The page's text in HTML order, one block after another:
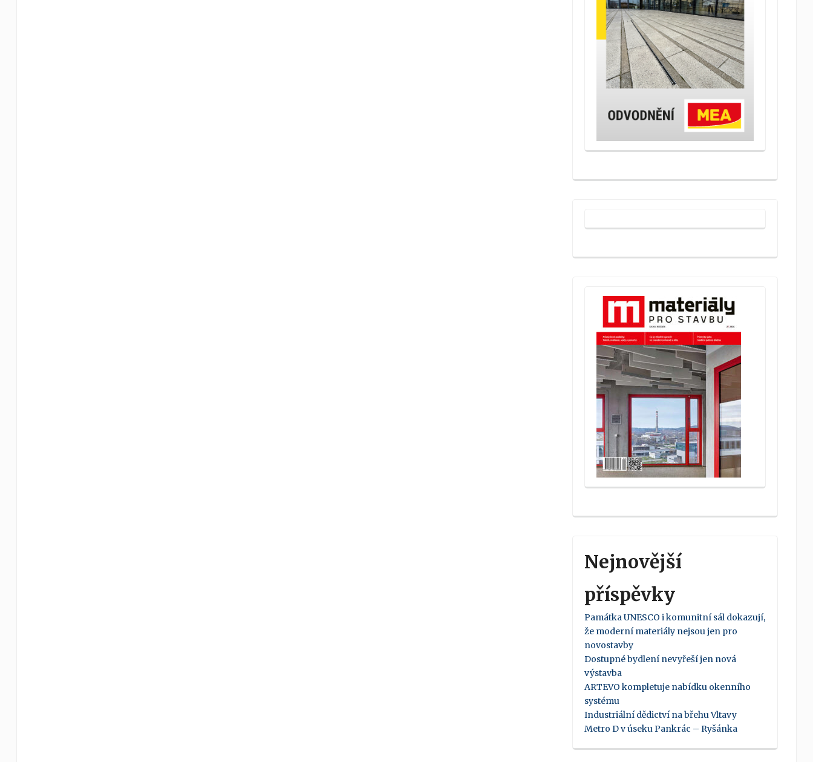
Nejnovější
příspěvky
Památka UNESCO i komunitní sál dokazují,
že moderní materiály nejsou jen pro
novostavby
Dostupné bydlení nevyřeší jen nová
výstavba
ARTEVO kompletuje nabídku okenního
systému
Industriální dědictví na břehu Vltavy
Metro D v úseku Pankrác – Ryšánka